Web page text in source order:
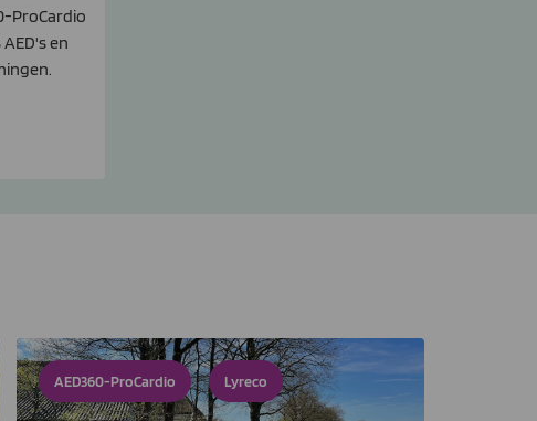
ProCardio
en
AED360-ProCardio Lyreco